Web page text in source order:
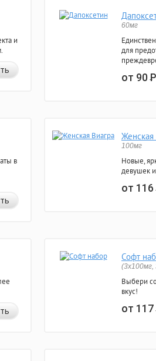
и
60мг
для
от 90Р
в
Женская
100мг
Новые,
девушек
от 116
Софт
(3x100мг,
Выбери
вкус!
от 117